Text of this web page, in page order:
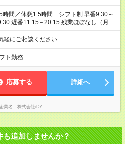
遅番11:15～20:15 残業ほぼなし（月平
にご相談ください
ト勤務
応募する 詳細へ
業名 株式会社iDA
も追加しませんか？